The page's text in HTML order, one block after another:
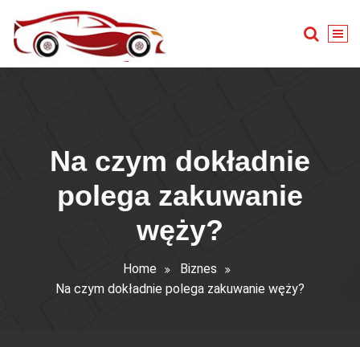
content
Na czym dokładnie
polega zakuwanie
węży?
Home
Biznes
Na czym dokładnie polega zakuwanie węży?